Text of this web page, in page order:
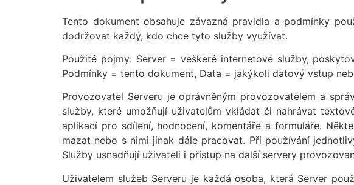
Tento dokument obsahuje závazná pravidla a podmínky
dodržovat každý, kdo chce tyto služby využívat.
Použité pojmy: Server = veškeré internetové služby,
Podmínky = tento dokument, Data = jakýkoli datový vstup
Provozovatel Serveru je oprávněným provozovatelem a
služby, které umožňují uživatelům vkládat či nahrávat
aplikací pro sdílení, hodnocení, komentáře a formuláře.
mazat nebo s nimi jinak dále pracovat. Při používání
Služby usnadňují uživateli i přístup na další servery
Uživatelem služeb Serveru je každá osoba, která Server